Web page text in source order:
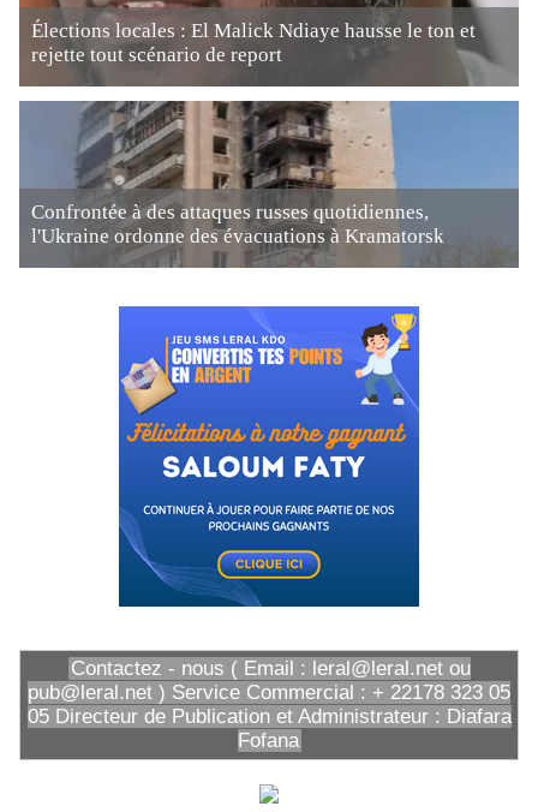
Élections locales : El Malick Ndiaye hausse le ton et
rejette tout scénario de report
Confrontée à des attaques russes quotidiennes,
l'Ukraine ordonne des évacuations à Kramatorsk
Contactez - nous ( Email : leral@leral.net ou
pub@leral.net ) Service Commercial : + 22178 323 05
05 Directeur de Publication et Administrateur : Diafara
Fofana